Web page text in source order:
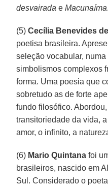
desvairada eMacunaíma.
(5)Cecília Benevides
poetisa brasileira.
seleção vocabular,
simbolismos complexos
forma. Uma poesia que
sobretudo as de forte
fundo filosófico.
transitoriedade da vida,
amor, o infinito, a
(6) Mario Quintana foi
brasileiros, nascido em
Sul. Considerado o